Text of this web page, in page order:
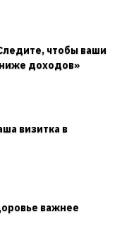
чтобы ваши
доходов»
визитка в
важнее